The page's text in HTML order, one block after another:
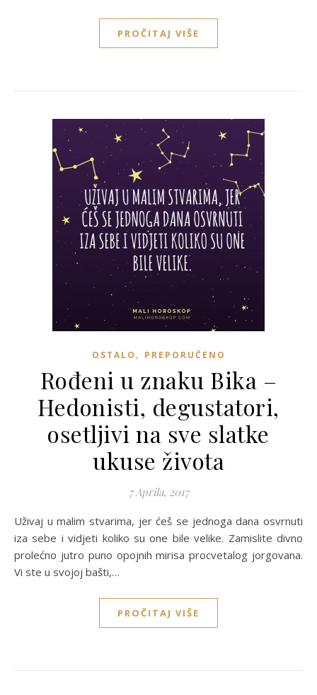
PROČITAJ VIŠE
OSTALO , PREPORUČENO
Rođeni u znaku Bika –
Hedonisti, degustatori,
osetljivi na sve slatke
ukuse života
7 Aprila, 2017
Uživaj u malim stvarima, jer ćeš se jednoga dana osvrnuti
iza sebe i vidjeti koliko su one bile velike. Zamislite divno
prolećno jutro puno opojnih mirisa procvetalog jorgovana.
Vi ste u svojoj bašti,…
PROČITAJ VIŠE